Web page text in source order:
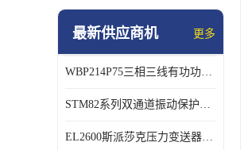
模块化产品
特殊用处传感器
特殊用途变送器
最新供应商机 更多
WBP214P75三相三线有功功率传感器鸿泰顺达产品稳定性好
STM82系列双通道振动保护表鸿泰产品技术规格
EL2600斯派莎克压力变送器技术规格